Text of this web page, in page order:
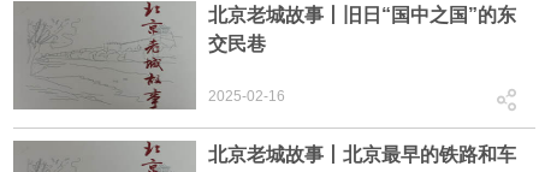
北京老城故事丨旧日“国中之国”的东
交民巷
2025-02-16
北京老城故事丨北京最早的铁路和车